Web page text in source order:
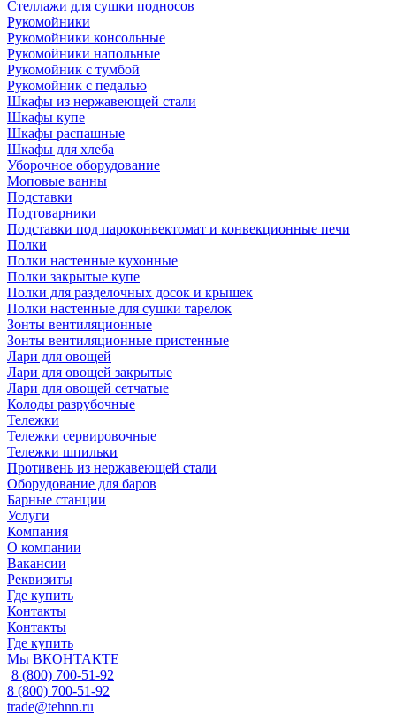
Стеллажи для сушки подносов
Рукомойники
Рукомойники консольные
Рукомойники напольные
Рукомойник с тумбой
Рукомойник с педалью
Шкафы из нержавеющей стали
Шкафы купе
Шкафы распашные
Шкафы для хлеба
Уборочное оборудование
Моповые ванны
Подставки
Подтоварники
Подставки под пароконвектомат и конвекционные печи
Полки
Полки настенные кухонные
Полки закрытые купе
Полки для разделочных досок и крышек
Полки настенные для сушки тарелок
Зонты вентиляционные
Зонты вентиляционные пристенные
Лари для овощей
Лари для овощей закрытые
Лари для овощей сетчатые
Колоды разрубочные
Тележки
Тележки сервировочные
Тележки шпильки
Противень из нержавеющей стали
Оборудование для баров
Барные станции
Услуги
Компания
О компании
Вакансии
Реквизиты
Где купить
Контакты
Контакты
Где купить
Мы ВКОНТАКТЕ
8 (800) 700-51-92
8 (800) 700-51-92
trade@tehnn.ru